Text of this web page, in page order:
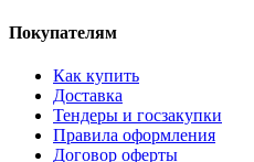
Покупателям
Как купить
Доставка
Тендеры и госзакупки
Правила оформления
Договор оферты